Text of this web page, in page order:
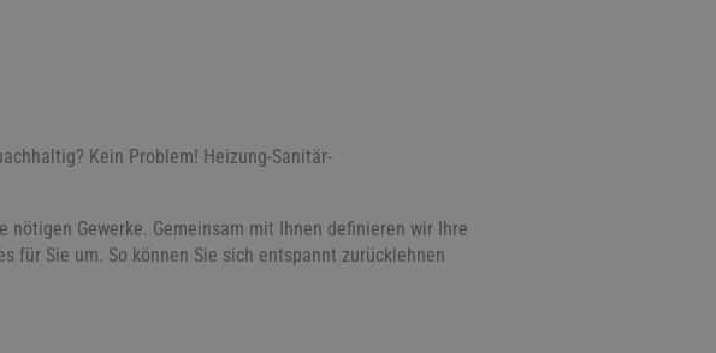
Kein Problem! Heizung-Sanitär-
Gewerke. Gemeinsam mit Ihnen definieren wir Ihre
für Sie um. So können Sie sich entspannt zurücklehnen